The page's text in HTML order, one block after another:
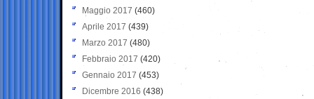
Maggio 2017 (460)
Aprile 2017 (439)
Marzo 2017 (480)
Febbraio 2017 (420)
Gennaio 2017 (453)
Dicembre 2016 (438)